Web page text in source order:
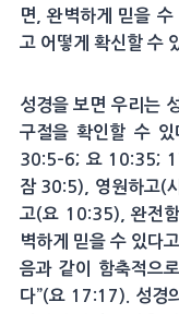
면, 완벽하게 믿을
고 어떻게 확신할 수
성경을 보면 우리는
구절을 확인할 수
30:5–6; 요 10:35;
잠 30:5), 영원하고(
고(요 10:35), 완전
벽하게 믿을 수 있다
음과 같이 함축적으
다”(요 17:17). 성경